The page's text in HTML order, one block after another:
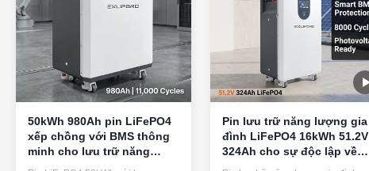
50kWh 980Ah pin LiFePO4
xếp chồng với BMS thông
minh cho lưu trữ năng
lượng dân cư và thương
Pin lưu trữ năng lượng gia
đình LiFePO4 16kWh 51.2V
324Ah cho sự độc lập về
năng lượng mặt trời